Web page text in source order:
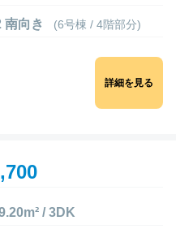
南向き (6号棟 / 4階部分)
詳細を見る
/ 3DK